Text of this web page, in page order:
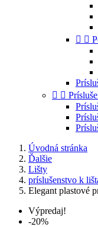
 
 
Úvodná stránka
Ďalšie
Lišty
príslušenstvo k
Elegant plastové
Výpredaj!
-20%